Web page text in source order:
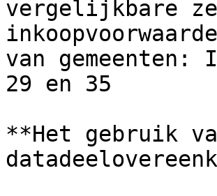
vergelijkbare
van gemeenten:
29 en 35
**Het gebruik